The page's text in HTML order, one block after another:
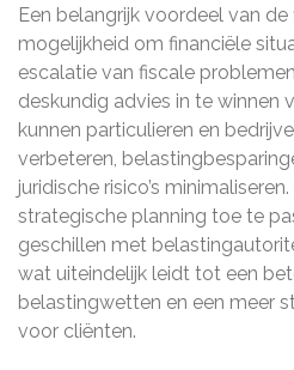
Een belangrijk voordeel van
mogelijkheid om financiële
escalatie van fiscale
deskundig advies in te winnen
kunnen particulieren en
verbeteren,
juridische risico’s
strategische planning toe te
geschillen met
wat uiteindelijk leidt tot een
belastingwetten en een meer
voor cliënten.